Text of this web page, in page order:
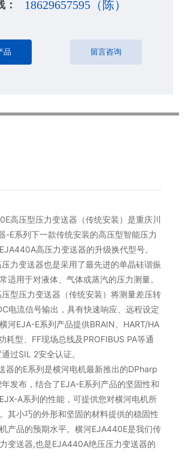
18629657595（陈）
品 留言咨询
压型压力变送器（传统安装）是重庆川
-E系列下一款传统安装的高压型智能压力
高压力变送器的升级换代型号。
力变送器也是采用了最先进的单晶硅谐振
适用于对液体、气体或蒸汽的压力测量。
型压力变送器（传统安装）将测量差压转
电流信号输出，具有快速响应、远程设定
河EJA-E系列产品提供BRAIN、HART/HA
耗型、FF现场总线及PROFIBUS PA等通
过SIL 2安全认证。
的E系列是横河电机最新推出的DPharp
发布，结合了EJA-E系列产品的坚固性和
A系列的性能，可提供您对横河电机所
其小巧的外形和坚固的材料提供的稳固性
产品的预期水平。横河EJA440E是我们传
变送器,也是EJA440A绝压压力变送器的